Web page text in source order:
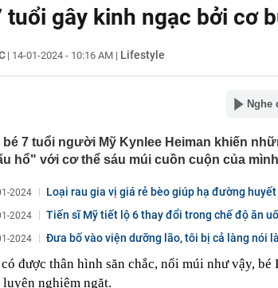
00:03
Lịch chốt quyền cổ tức tuần 10-14/8:
tức tiền mặt cao nhất 100%
00:01
Chuyên gia chỉ ra một tín hiệu quan
vào nhịp sóng mới
Giá vàng tăng vọt lên cao nhất 2
Khoan sâu 4.700 mét xuống đáy biển,
23:43
Công an xác minh giao dịch chuyển
người phụ nữ SN 1984, thanh niên SN
ngay cả khi hành khách không có mặt
23:25
4 vật vào nhà báo hiệu phong thủy rất
23:18
Hoa hậu đẹp nhất nhì Việt Nam và vợ
23:10
Chất lỏng đen liên tục trồi lên từ nền
cả khu phố phải sơ tán
tuổi gây kinh ngạc bởi cơ
| 14-01-2024 - 10:16 AM | Lifestyle
Nghe
bé 7 tuổi người Mỹ Kynlee Heiman khiến
hổ" với cơ thể sáu múi cuồn cuộn của
2024 Loại rau gia vị giá rẻ bèo giúp hạ đường
2024 Tiến sĩ Mỹ tiết lộ 6 thay đổi trong chế độ ăn
2024 Đưa bố vào viện dưỡng lão, tôi bị cả làng nói
được thân hình săn chắc, nổi múi như vậy,
luyện nghiêm ngặt.